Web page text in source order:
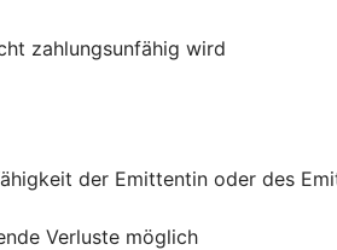
zahlungsunfähig wird
der Emittentin oder des
Verluste möglich